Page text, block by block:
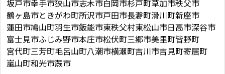
坂戸市幸手市狭山市志木市白岡市杉戸町草加市秩父市
鶴ヶ島市ときがわ町所沢市戸田市長瀞町滑川町新座市
蓮田市鳩山町羽生市飯能市東秩父村東松山市日高市深谷市
富士見市ふじみ野市本庄市松伏町三郷市美里町皆野町
宮代町三芳町毛呂山町八潮市横瀬町吉川市吉見町寄居町
嵐山町和光市蕨市